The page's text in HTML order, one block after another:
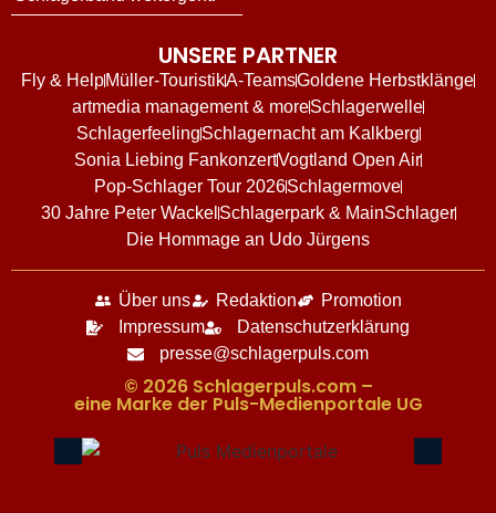
UNSERE PARTNER
Fly & HelpMüller-TouristikA-TeamsGoldene Herbstklänge
artmedia management & moreSchlagerwelle
SchlagerfeelingSchlagernacht am Kalkberg
Sonia Liebing FankonzertVogtland Open Air
Pop-Schlager Tour 2026Schlagermove
30 Jahre Peter Wackel Schlagerpark & MainSchlager
Die Hommage an Udo Jürgens
Über uns Redaktion
Promotion
Impressum
Datenschutzerklärung
presse@schlagerpuls.com
© 2026 Schlagerpuls.com –
eine Marke der Puls-Medienportale UG​